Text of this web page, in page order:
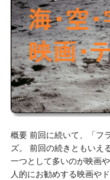
概要 前回に続いて、「フ
ズ。 前回の続きともいえ
一つとして多いのが映画
人的にお勧めする映画や